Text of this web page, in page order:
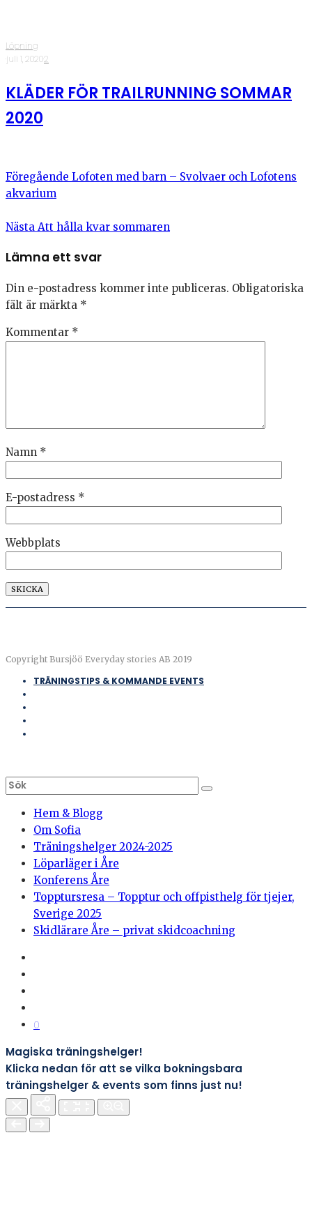
Löpning
·juli 1, 2020·2
KLÄDER FÖR TRAILRUNNING SOMMAR
2020
Föregående Lofoten med barn – Svolvaer och Lofotens
akvarium
Nästa Att hålla kvar sommaren
Lämna ett svar
Din e-postadress kommer inte publiceras. Obligatoriska
fält är märkta *
Kommentar *
Namn *
E-postadress *
Webbplats
Copyright Bursjöö Everyday stories AB 2019
TRÄNINGSTIPS & KOMMANDE EVENTS
Hem & Blogg
Om Sofia
Träningshelger 2024-2025
Löparläger i Åre
Konferens Åre
Topptursresa – Topptur och offpisthelg för tjejer,
Sverige 2025
Skidlärare Åre – privat skidcoachning
0
Magiska träningshelger!
Klicka nedan för att se vilka bokningsbara
träningshelger & events som finns just nu!